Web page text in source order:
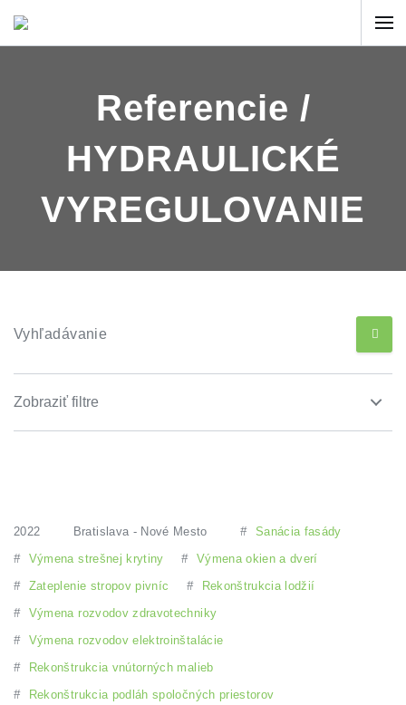
Referencie /
HYDRAULICKÉ
VYREGULOVANIE
Vyhľadávanie
Zobraziť filtre
2022 Bratislava - Nové Mesto #
Sanácia fasády
#
Výmena strešnej krytiny #
Výmena okien a dverí
#
Zateplenie stropov pivníc #
Rekonštrukcia lodžií
#
Výmena rozvodov zdravotechniky
#
Výmena rozvodov elektroinštalácie
#
Rekonštrukcia vnútorných malieb
#
Rekonštrukcia podláh spoločných priestorov